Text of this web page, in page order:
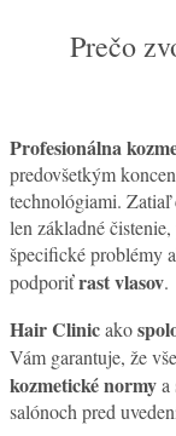
Prečo
Profesionálna
predovšetkým
technológiami. Zatiaľ
len základné
špecifické problémy
podporiťrast vlasov.
Hair Clinicako
Vám garantuje, že
kozmetické normya
salónoch pred